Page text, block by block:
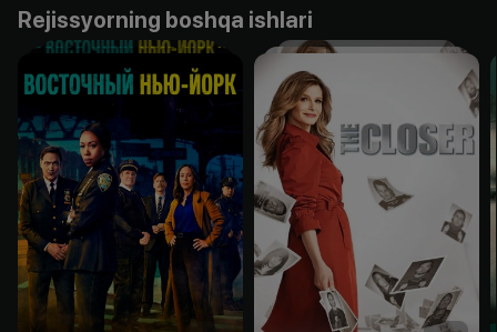
Rejissyorning boshqa ishlari